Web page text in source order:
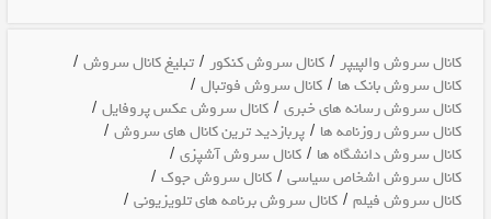
کانال سروش والپیپر /کانال سروش کنکور /تبلیغ کانال سروش /
کانال سروش بانک ها /کانال سروش فوتبال /
کانال سروش رسانه های خبری /کانال سروش عکس پروفایل /
کانال سروش روزنامه ها /پربازدید ترین کانال های سروش /
کانال سروش دانشگاه ها /کانال سروش آشپزی /
کانال سروش اشخاص سیاسی /کانال سروش جوک /
کانال سروش فیلم /کانال سروش برنامه های تلویزیونی /